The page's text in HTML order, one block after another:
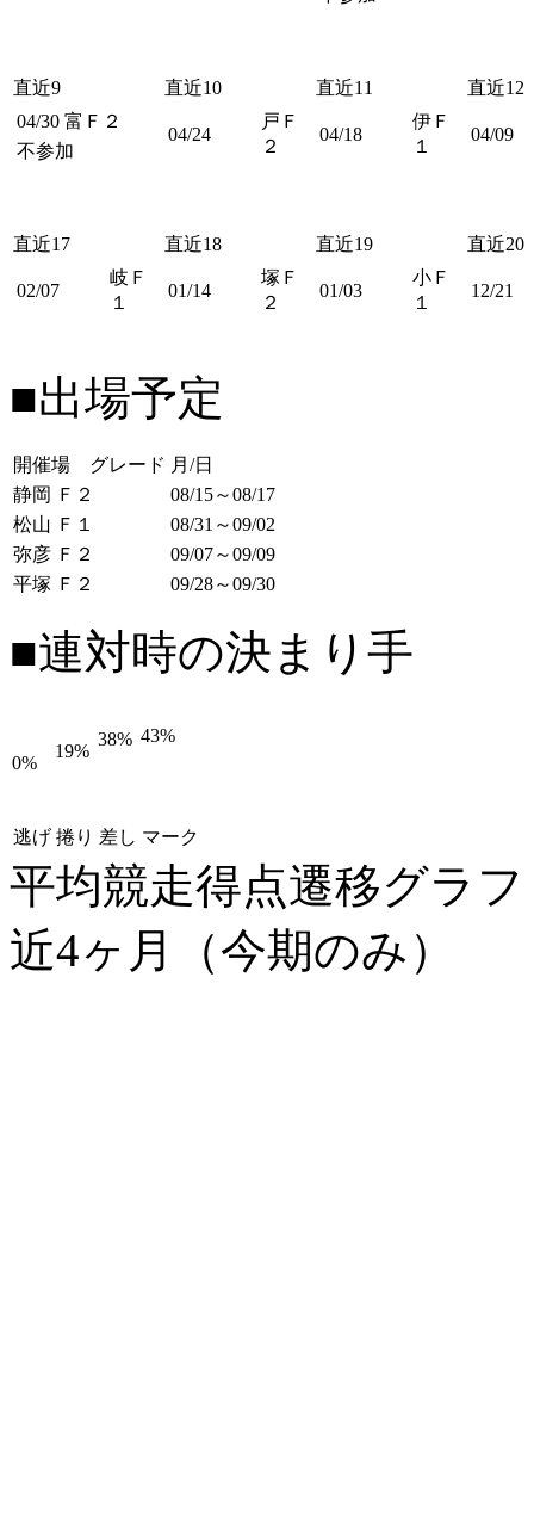
直近9 直近10 直近11
直近12
04/30 富Ｆ２
不参加
04/24
戸Ｆ
２
04/18
伊Ｆ
１
04/09
直近17 直近18 直近19 直近20
02/07
岐Ｆ
１
01/14
塚Ｆ
２
01/03
小Ｆ
１
12/21
■出場予定
開催場 グレード 月/日
静岡 Ｆ２
08/15～08/17
松山 Ｆ１
08/31～09/02
弥彦 Ｆ２
09/07～09/09
平塚 Ｆ２
09/28～09/30
■連対時の決まり手
0%
19%
38% 43%
逃げ 捲り 差し マーク
平均競走得点遷移グラ
近4ヶ月（今期のみ）